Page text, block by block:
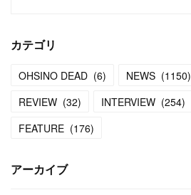
カテゴリ
OHSINO DEAD (6) NEWS (1150)
REVIEW (32) INTERVIEW (254)
FEATURE (176)
アーカイブ